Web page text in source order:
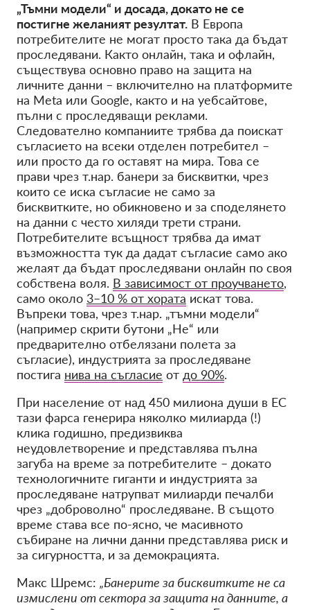
„Тъмни модели“ и досада, докато не се
постигне желаният резултат. В Европа
потребителите не могат просто така да бъдат
проследявани. Както онлайн, така и офлайн,
съществува основно право на защита на
личните данни – включително на платформите
на Meta или Google, както и на уебсайтове,
пълни с проследяващи реклами.
Следователно компаниите трябва да поискат
съгласието на всеки отделен потребител –
или просто да го оставят на мира. Това се
прави чрез т.нар. банери за бисквитки, чрез
които се иска съгласие не само за
бисквитките, но обикновено и за споделянето
на данни с често хиляди трети страни.
Потребителите всъщност трябва да имат
възможността тук да дадат съгласие само ако
желаят да бъдат проследявани онлайн по своя
собствена воля. В зависимост от проучването,
само около 3–10 % от хората искат това.
Въпреки това, чрез т.нар. „тъмни модели“
(например скрити бутони „Не“ или
предварително отбелязани полета за
съгласие), индустрията за проследяване
постига нива на съгласие от до 90%.
При население от над 450 милиона души в ЕС
тази фарса генерира няколко милиарда (!)
клика годишно, предизвиква
неудовлетворение и представлява пълна
загуба на време за потребителите – докато
технологичните гиганти и индустрията за
проследяване натрупват милиарди печалби
чрез „доброволно“ проследяване. В същото
време става все по-ясно, че масивното
събиране на лични данни представлява риск и
за сигурността, и за демокрацията.
Макс Шремс: „Банерите за бисквитките не са
измислени от сектора за защита на данните, а